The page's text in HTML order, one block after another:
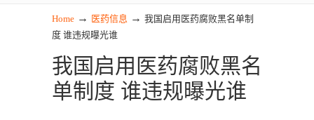
Home → 医药信息 → 我国启用医药腐败黑名单制
度 谁违规曝光谁
我国启用医药腐败黑名
单制度 谁违规曝光谁